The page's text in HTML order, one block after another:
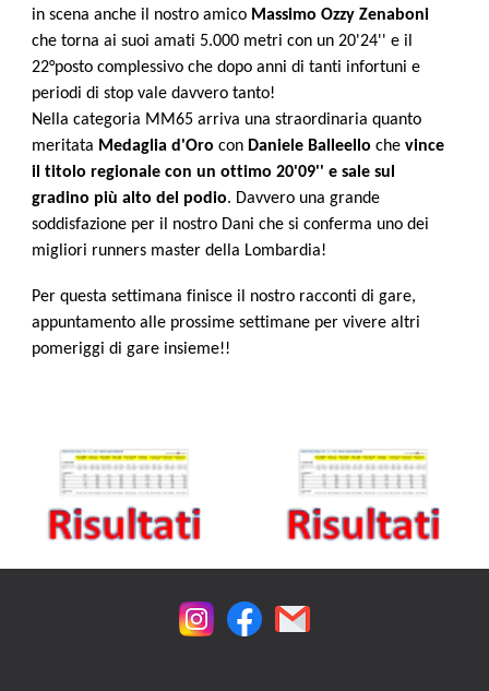
in scena anche il nostro amico Massimo Ozzy Zenaboni
che torna ai suoi amati 5.000 metri con un 20'24'' e il
22°posto complessivo che dopo anni di tanti infortuni e
periodi di stop vale davvero tanto!
Nella categoria MM65 arriva una straordinaria quanto
meritata Medaglia d'Oro con Daniele Balleello che vince
il titolo regionale con un ottimo 20'09'' e sale sul
gradino più alto del podio. Davvero una grande
soddisfazione per il nostro Dani che si conferma uno dei
migliori runners master della Lombardia!
Per questa settimana finisce il nostro racconti di gare,
appuntamento alle prossime settimane per vivere altri
pomeriggi di gare insieme!!